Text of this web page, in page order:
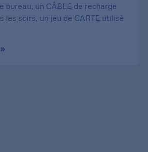
bureau, un CÂBLE de recharge
les soirs, un jeu de CARTE utilisé